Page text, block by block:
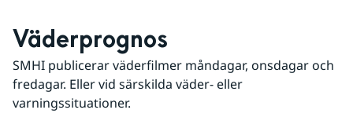
Väderprognos
SMHI publicerar väderfilmer måndagar, onsdagar och
fredagar. Eller vid särskilda väder- eller
varningssituationer.